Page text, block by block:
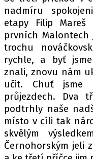
INCORP
nadmíru
etapy Filip
prvních
trochu
rychle, a byť
znali, znovu nám
učit. Chuť jsme
průjezdech. Dva
podtrhly naše
místo v cíli tak
skvělým
Černohorským jeli